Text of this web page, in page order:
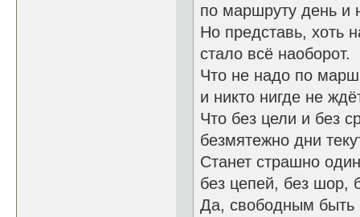
по маршруту день и
Но представь, хоть
стало всё наоборот.
Что не надо по
и никто нигде не
Что без цели и без
безмятежно дни
Станет страшно
без цепей, без шор,
Да, свободным быть